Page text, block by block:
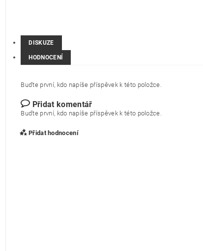
DISKUZE
HODNOCENÍ
Buďte první, kdo napíše příspěvek k této položce.
Přidat komentář
Buďte první, kdo napíše příspěvek k této položce.
Přidat hodnocení